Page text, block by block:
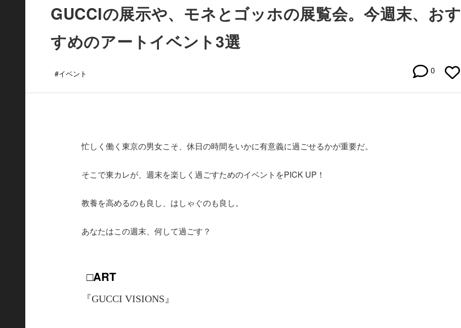
GUCCIの展示や、モネとゴッホの展覧会。今週末、おす
すめのアートイベント3選
#イベント 0
忙しく働く東京の男女こそ、休日の時間をいかに有意義に過ごせるかが重要だ。
そこで東カレが、週末を楽しく過ごすためのイベントをPICK UP！
教養を高めるのも良し、はしゃぐのも良し。
あなたはこの週末、何して過ごす？
□ART
『GUCCI VISIONS』